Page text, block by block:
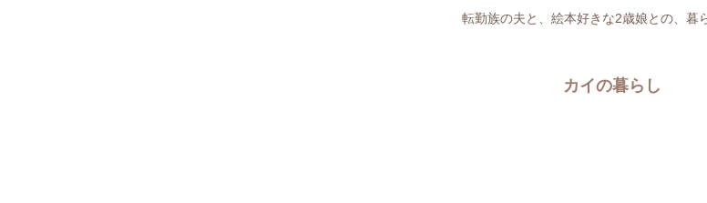
転勤族の夫と、絵本好きな2歳娘との、暮
カイの暮らし